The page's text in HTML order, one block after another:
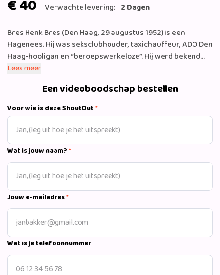
€ 40 Verwachte levering: 2 Dagen
Bres Henk Bres (Den Haag, 29 augustus 1952) is een
Hagenees. Hij was seksclubhouder, taxichauffeur, ADO Den
Haag-hooligan en “beroepswerkeloze”. Hij werd bekend
door zijn opvallende opmerkingen en aanwezigheid in het
postuur, authentieke taalgebruik en dialect is Bres een
markante persoonlijkheid. Hij was deelnemer aan
spelletjesprogramma’s als Waku Waku (KRO). In 2000 was
hij deelnemer aan het televisieprogramma Big Brother
VIPS (Veronica). Ook was hij (kort) te zien in Bobo’s in the
Bush (Yorin; 2003). Daarnaast presenteert hij een aantal
radioprogramma’s. Bres was ook coach van het RTL 4
voetbal Sterrenteam.
Lees meer
Een videoboodschap bestellen
Voor wie is deze ShoutOut*
Wat is jouw naam?*
Jouw e-mailadres*
Wat is je telefoonnummer